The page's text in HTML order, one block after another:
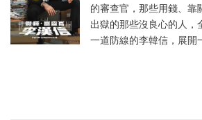
的審查官，那些用錢、靠
出獄的那些沒良心的人，
一道防線的李韓信，展開